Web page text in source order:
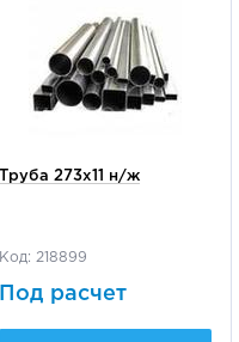
Труба 273х11 н/ж
Код: 218899
Под расчет